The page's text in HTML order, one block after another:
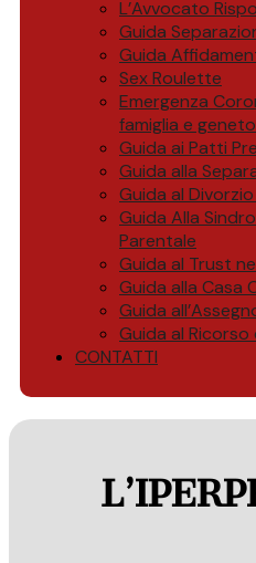
L’Avvocato
Guida
Guida
Sex Roulette
Emergenza
famiglia e
Guida ai Patti
Guida alla
Guida al
Guida Alla
Parentale
Guida al Trust
Guida alla Casa
Guida
Guida al Ricorso
CONTATTI